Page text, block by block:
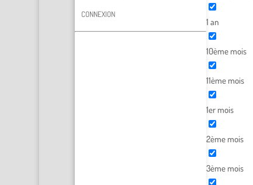
CONNEXION
1 an
10ème mois
11ème mois
1er mois
2ème mois
3ème mois